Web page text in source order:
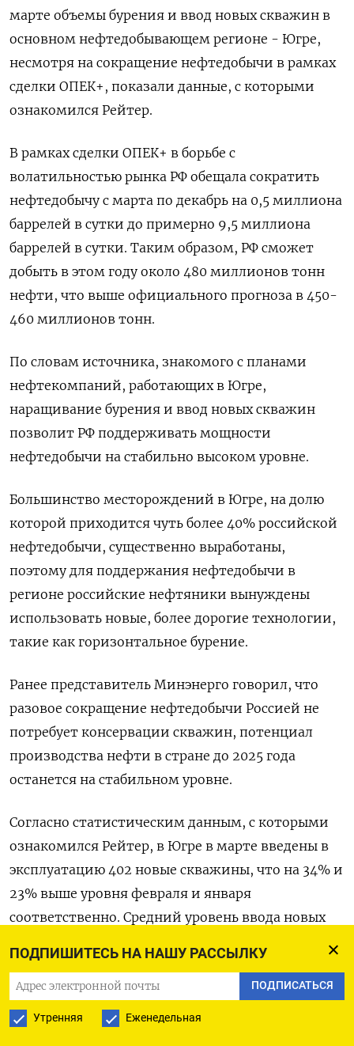
ПОДПИШИТЕСЬ НА НАШУ РАССЫЛКУ
ПОДПИСАТЬСЯ
Утренняя Еженедельная
марте объемы бурения и ввод новых скважин в
основном нефтедобывающем регионе - Югре,
несмотря на сокращение нефтедобычи в рамках
сделки ОПЕК+, показали данные, c которыми
ознакомился Рейтер.
В рамках сделки ОПЕК+ в борьбе с
волатильностью рынка РФ обещала сократить
нефтедобычу с марта по декабрь на 0,5 миллиона
баррелей в сутки до примерно 9,5 миллиона
баррелей в сутки. Таким образом, РФ сможет
добыть в этом году около 480 миллионов тонн
нефти, что выше официального прогноза в 450-
460 миллионов тонн.
По словам источника, знакомого с планами
нефтекомпаний, работающих в Югре,
наращивание бурения и ввод новых скважин
позволит РФ поддерживать мощности
нефтедобычи на стабильно высоком уровне.
Большинство месторождений в Югре, на долю
которой приходится чуть более 40% российской
нефтедобычи, существенно выработаны,
поэтому для поддержания нефтедобычи в
регионе российские нефтяники вынуждены
использовать новые, более дорогие технологии,
такие как горизонтальное бурение.
Ранее представитель Минэнерго говорил, что
разовое сокращение нефтедобычи Россией не
потребует консервации скважин, потенциал
производства нефти в стране до 2025 года
останется на стабильном уровне.
Согласно статистическим данным, с которыми
ознакомился Рейтер, в Югре в марте введены в
эксплуатацию 402 новые скважины, что на 34% и
23% выше уровня февраля и января
соответственно. Средний уровень ввода новых
Кроме того, в марте бурение в регионе выросло
на 16% от уровня февраля и января, при этом
посуточная добыча нефти в Югре в марте